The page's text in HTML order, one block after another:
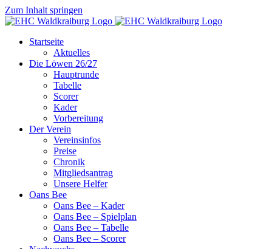
Zum Inhalt springen
Startseite
Aktuelles
Die Löwen 26/27
Hauptrunde
Tabelle
Scorer
Kader
Vorbereitung
Der Verein
Vereinsinfos
Preise
Chronik
Mitgliedsantrag
Unsere Helfer
Oans Bee
Oans Bee – Kader
Oans Bee – Spielplan
Oans Bee – Tabelle
Oans Bee – Scorer